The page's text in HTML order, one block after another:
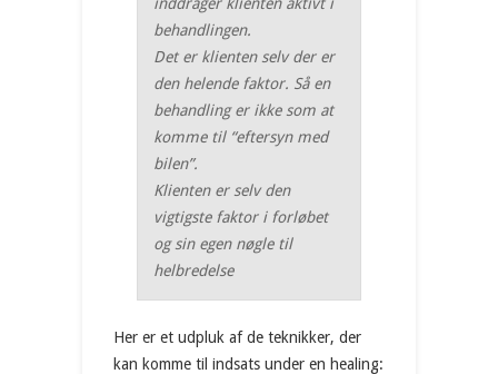
behandlingen.
Det er klienten selv der er
den helende faktor. Så en
behandling er ikke som at
komme til “eftersyn med
bilen”.
Klienten er selv den
vigtigste faktor i forløbet
og sin egen nøgle til
helbredelse
Her er et udpluk af de teknikker, der
kan komme til indsats under en healing: